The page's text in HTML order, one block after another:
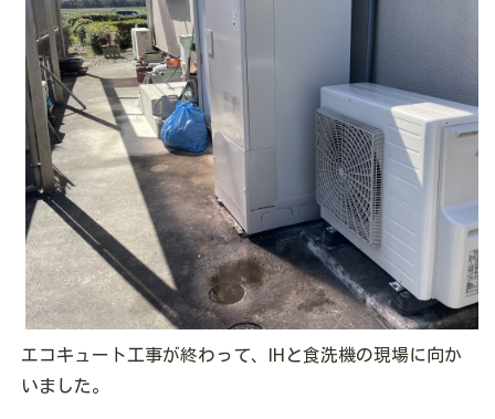
エコキュート工事が終わって、IHと食洗機の現場に向か
いました。